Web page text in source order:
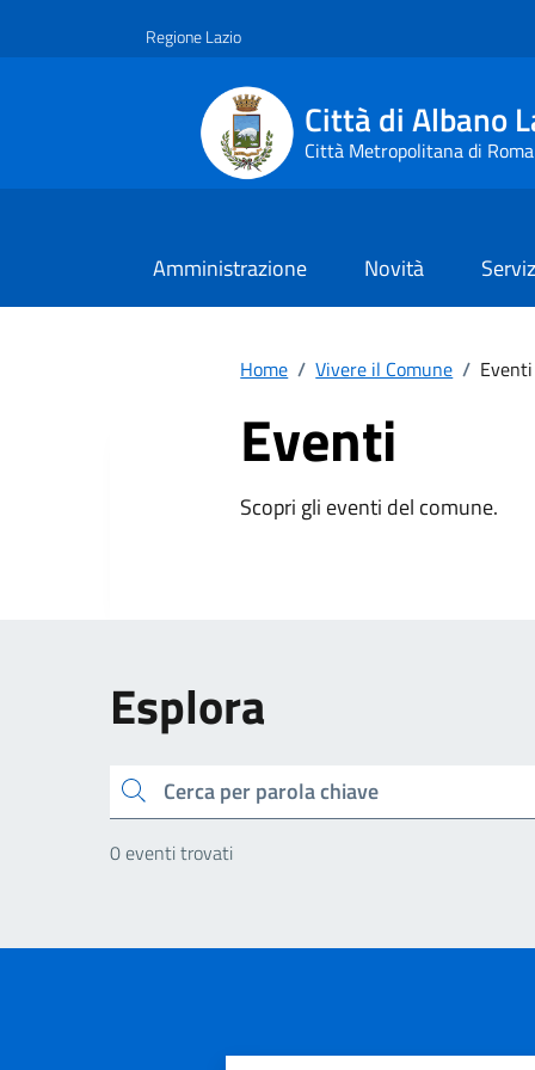
Regione Lazio
Città di Albano
Città Metropolitana di
Amministrazione Novità
Home / Vivere il Comune / Eventi
Eventi
Scopri gli eventi del comune.
Esplora
Cerca
0 eventi trovati